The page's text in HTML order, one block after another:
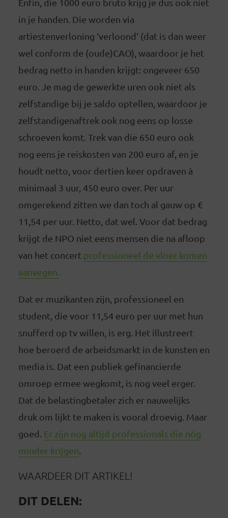
in je handen. Die worden via
artiestenverloning ‘verloond’ (dat is dan weer
wel conform de (oude)CAO), waardoor je het
bedrag netto in handen krijgt: ongeveer 650
euro. Je mag de gewerkte uren ook niet als
zelfstandige bij je saldo optellen, waardoor je
zelfstandigenaftrek ook nog eens op losse
schroeven komt. Trek van die 650 euro ook
nog eens je reiskosten van 200 euro af, en je
houdt netto, voor dertien keer opdraven à
minimaal 3 uur, 450 euro over. Per uur
omgerekend zitten we dan toch al gauw op €
11,54 per uur. Netto, dat wel. Voor dat bedrag
krijgt de NPO niet eens mensen die na afloop
van het concert professioneel de vloer komen
aanvegen.
Dat er muzikanten zijn, professioneel en
student, die voor 11,54 euro per uur met hun
snufferd op tv willen, is erg. Het illustreert
hoe beroerd de arbeidsmarkt in de kunsten en
media is. Dat een publiek gefinancierde
omroep ermee wegkomt, is nog veel erger.
Dat de belastingbetaler zich er nauwelijks
druk om lijkt te maken is vooral droevig. Maar
goed. Er zijn nog altijd professionals die nóg
minder krijgen
WAARDEER DIT ARTIKEL!
DIT DELEN: